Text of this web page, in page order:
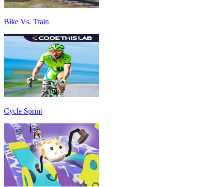
Bike Vs. Train
Cycle Sprint